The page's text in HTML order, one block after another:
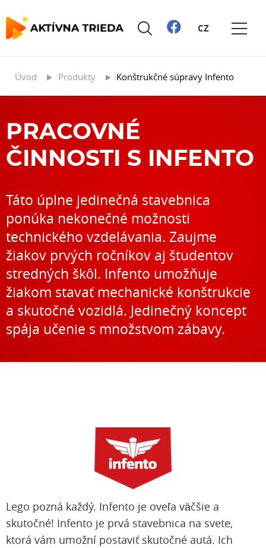
CZ
Úvod Produkty Konštrukčné súpravy Infento
PRACOVNÉ
ČINNOSTI S INFENTO
Táto úplne jedinečná stavebnica
ponúka nekonečné možnosti
technického vzdelávania. Zaujme
žiakov prvých ročníkov aj študentov
stredných škôl. Infento umožňuje
žiakom stavať mechanické konštrukcie
a skutočné vozidlá. Jedinečný koncept
spája učenie s množstvom zábavy.
Lego pozná každý. Infento je oveľa väčšie a
skutočné! Infento je prvá stavebnica na svete,
ktorá vám umožní postaviť skutočné autá. Ich